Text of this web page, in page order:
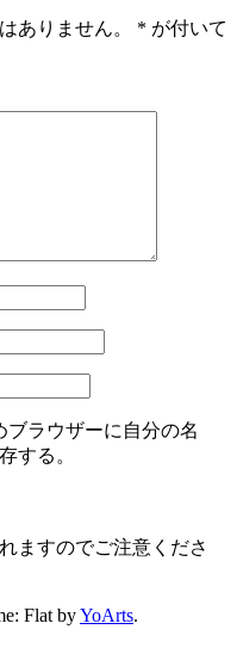
ありません。 * が付いて
ラウザーに自分の名
する。
ますのでご注意くださ
Flat byYoArts.